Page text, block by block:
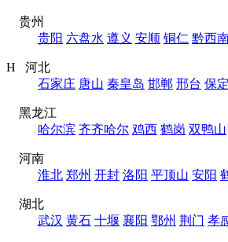
贵州
贵阳 六盘水 遵义 安顺 铜仁 黔西
H 河北
石家庄 唐山 秦皇岛 邯郸 邢台 保定
黑龙江
哈尔滨 齐齐哈尔 鸡西 鹤岗 双鸭山
河南
淮北 郑州 开封 洛阳 平顶山 安阳
湖北
武汉 黄石 十堰 襄阳 鄂州 荆门 孝